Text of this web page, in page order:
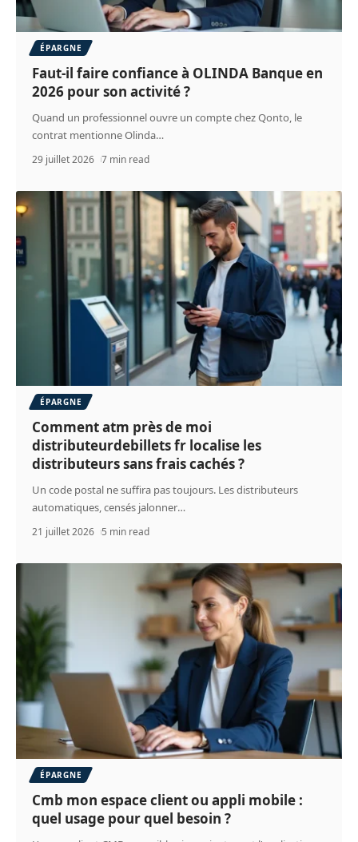
ÉPARGNE
Faut-il faire confiance à OLINDA Banque en
2026 pour son activité ?
Quand un professionnel ouvre un compte chez Qonto, le
contrat mentionne Olinda…
29 juillet 2026 7 min read
ÉPARGNE
Comment atm près de moi
distributeurdebillets fr localise les
distributeurs sans frais cachés ?
Un code postal ne suffira pas toujours. Les distributeurs
automatiques, censés jalonner…
21 juillet 2026 5 min read
ÉPARGNE
Cmb mon espace client ou appli mobile :
quel usage pour quel besoin ?